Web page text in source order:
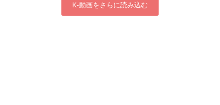
K-動画をさらに読み込む